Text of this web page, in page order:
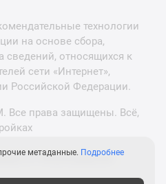
технологии
на основе сбора,
сведений, относящихся к
сети «Интернет»,
Российской Федерации.
Все права защищены. Всё,
и Ленинградской
метаданные. Подробнее